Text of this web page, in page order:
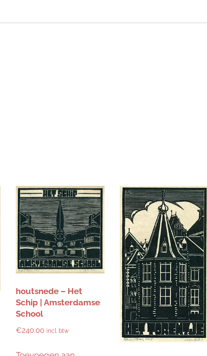
houtsnede – Het
Schip | Amsterdamse
School
€240.00 incl. btw